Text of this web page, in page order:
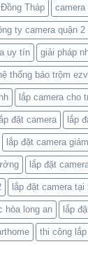
Tháp camera
ty camera quận 2
uy tín giải pháp
thống báo trộm
lắp camera cho
đặt camera lắp
lắp đặt camera
lắp đặt
lắp đặt camera
hòa long an lắp
thi công